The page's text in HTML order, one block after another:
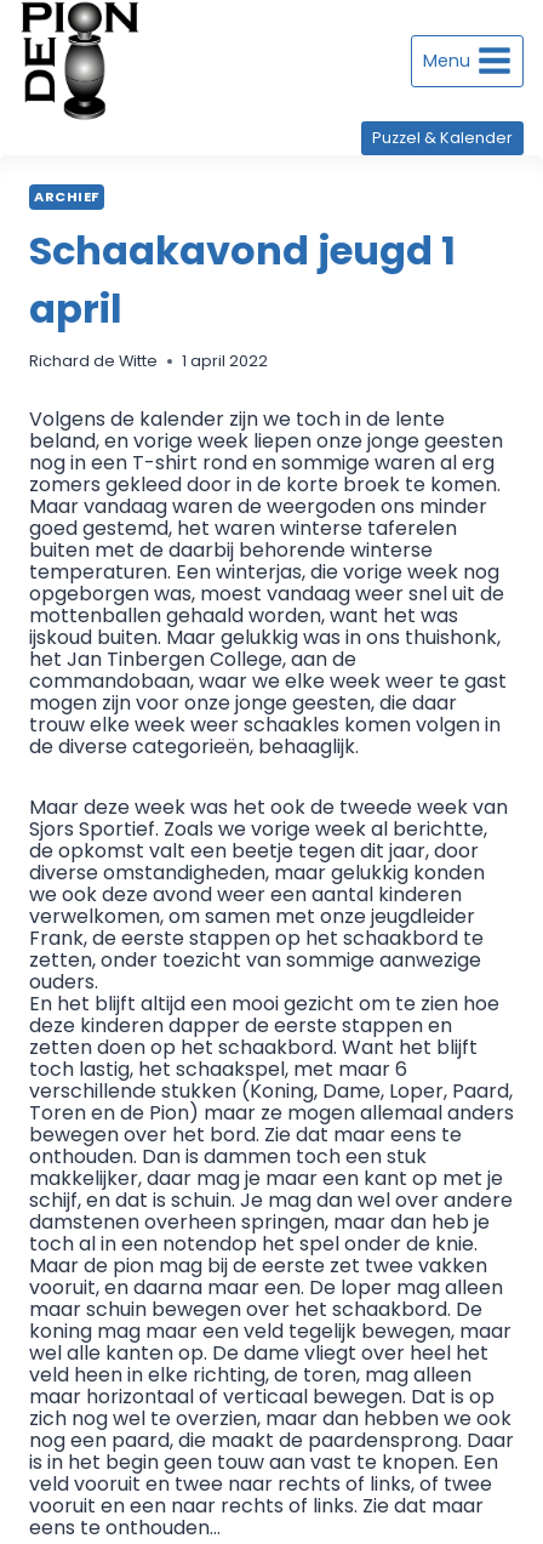
Doorgaan
naar
inhoud Menu
Puzzel & Kalender
ARCHIEF
Schaakavond jeugd 1
april
Richard de Witte 1 april 2022
Volgens de kalender zijn we toch in de lente
beland, en vorige week liepen onze jonge geesten
nog in een T-shirt rond en sommige waren al erg
zomers gekleed door in de korte broek te komen.
Maar vandaag waren de weergoden ons minder
goed gestemd, het waren winterse taferelen
buiten met de daarbij behorende winterse
temperaturen. Een winterjas, die vorige week nog
opgeborgen was, moest vandaag weer snel uit de
mottenballen gehaald worden, want het was
ijskoud buiten. Maar gelukkig was in ons thuishonk,
het Jan Tinbergen College, aan de
commandobaan, waar we elke week weer te gast
mogen zijn voor onze jonge geesten, die daar
trouw elke week weer schaakles komen volgen in
de diverse categorieën, behaaglijk.
Maar deze week was het ook de tweede week van
Sjors Sportief. Zoals we vorige week al berichtte,
de opkomst valt een beetje tegen dit jaar, door
diverse omstandigheden, maar gelukkig konden
we ook deze avond weer een aantal kinderen
verwelkomen, om samen met onze jeugdleider
Frank, de eerste stappen op het schaakbord te
zetten, onder toezicht van sommige aanwezige
ouders.
En het blijft altijd een mooi gezicht om te zien hoe
deze kinderen dapper de eerste stappen en
zetten doen op het schaakbord. Want het blijft
toch lastig, het schaakspel, met maar 6
verschillende stukken (Koning, Dame, Loper, Paard,
Toren en de Pion) maar ze mogen allemaal anders
bewegen over het bord. Zie dat maar eens te
onthouden. Dan is dammen toch een stuk
makkelijker, daar mag je maar een kant op met je
schijf, en dat is schuin. Je mag dan wel over andere
damstenen overheen springen, maar dan heb je
toch al in een notendop het spel onder de knie.
Maar de pion mag bij de eerste zet twee vakken
vooruit, en daarna maar een. De loper mag alleen
maar schuin bewegen over het schaakbord. De
koning mag maar een veld tegelijk bewegen, maar
wel alle kanten op. De dame vliegt over heel het
veld heen in elke richting, de toren, mag alleen
maar horizontaal of verticaal bewegen. Dat is op
zich nog wel te overzien, maar dan hebben we ook
nog een paard, die maakt de paardensprong. Daar
is in het begin geen touw aan vast te knopen. Een
veld vooruit en twee naar rechts of links, of twee
vooruit en een naar rechts of links. Zie dat maar
eens te onthouden…